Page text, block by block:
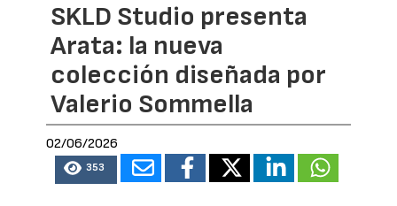
SKLD Studio presenta
Arata: la nueva
colección diseñada por
Valerio Sommella
02/06/2026
353